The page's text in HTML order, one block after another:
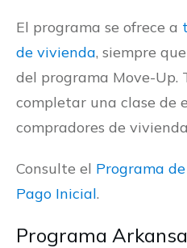
El programa se ofrece a
de vivienda, siempre
del programa Move-Up.
completar una clase de
compradores de
Consulte el Programa
Pago Inicial.
Programa